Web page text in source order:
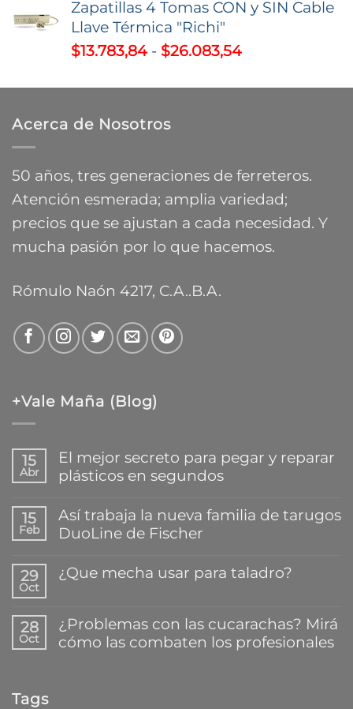
precios:
$3.487,26
$9.588,55
Zapatillas 4 Tomas CON y SIN Cable
Llave Térmica "Richi"
$13.783,84 - $26.083,54Rango
precios:
$26.083,54
Acerca de Nosotros
50 años, tres generaciones de ferreteros.
Atención esmerada; amplia variedad;
precios que se ajustan a cada necesidad. Y
mucha pasión por lo que hacemos.
Rómulo Naón 4217, C.A..B.A.
+Vale Maña (Blog)
15
Abr
El mejor secreto para pegar y reparar
plásticos en segundos
hay
comentarios
en
secreto
para
reparar
plásticos
en
15
Feb
Así trabaja la nueva familia de tarugos
DuoLine de Fischer
hay
comentarios
la
nueva
29
Oct
¿Que mecha usar para taladro?
comentarios
en
¿Que
28
Oct
¿Problemas con las cucarachas? Mirá
cómo las combaten los profesionales
Tags